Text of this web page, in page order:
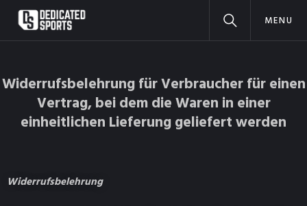
MENU
Widerrufsbelehrung für Verbraucher für einen
Vertrag, bei dem die Waren in einer
einheitlichen Lieferung geliefert werden
Widerrufsbelehrung